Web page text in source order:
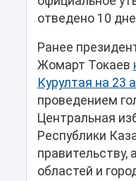
отведено 10
Ранее
Жомарт Токаев
Курултая на 23
проведением
Центральная
Республики
областей и